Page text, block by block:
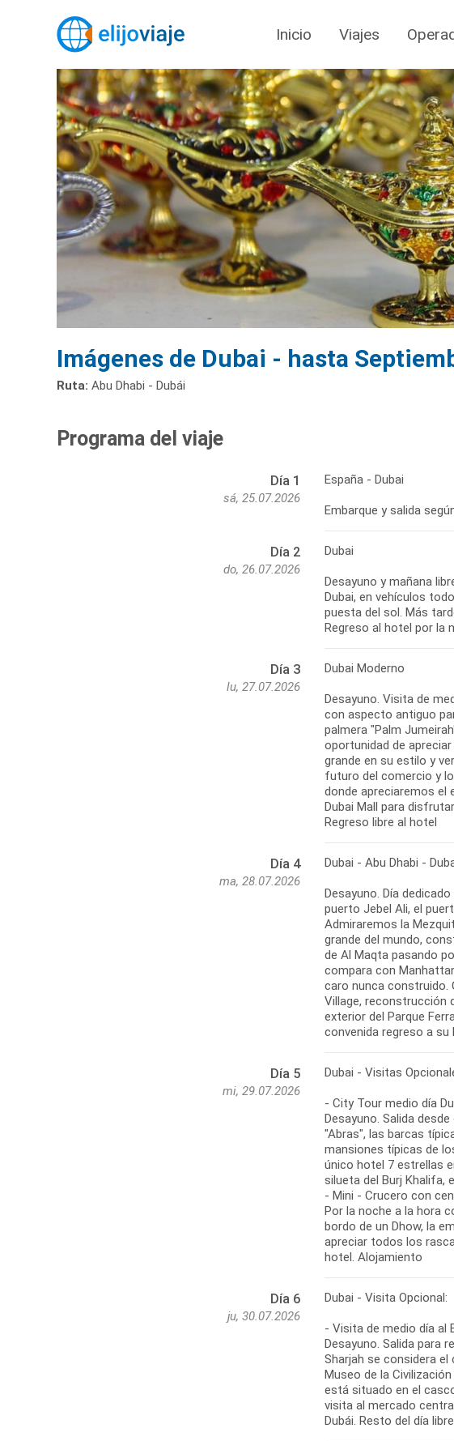
Inicio Viajes
Imágenes de Dubai - hasta
Ruta: Abu Dhabi - Dubái
Programa del viaje
Día 1
sá, 25.07.2026
España - Dubai
Embarque y salida
Día 2
do, 26.07.2026
Dubai
Desayuno y mañana
Dubai, en vehículos
puesta del sol. Más
Regreso al hotel por la
Día 3
lu, 27.07.2026
Dubai Moderno
Desayuno. Visita de
con aspecto antiguo
palmera "Palm
oportunidad de
grande en su estilo y
futuro del comercio y
donde apreciaremos el
Dubai Mall para
Regreso libre al hotel
Día 4
ma, 28.07.2026
Dubai - Abu Dhabi -
Desayuno. Día
puerto Jebel Ali, el
Admiraremos la
grande del mundo,
de Al Maqta pasando
compara con
caro nunca construido.
Village, reconstrucción
exterior del Parque
convenida regreso a su
Día 5
mi, 29.07.2026
Dubai - Visitas
- City Tour medio día
Desayuno. Salida
"Abras", las barcas
mansiones típicas de
único hotel 7 estrellas
silueta del Burj Khalifa,
- Mini - Crucero con
Por la noche a la hora
bordo de un Dhow, la
apreciar todos los
hotel. Alojamiento
Día 6
ju, 30.07.2026
Dubai - Visita Opcional:
- Visita de medio día al
Desayuno. Salida para
Sharjah se considera el
Museo de la
está situado en el
visita al mercado
Dubái. Resto del día